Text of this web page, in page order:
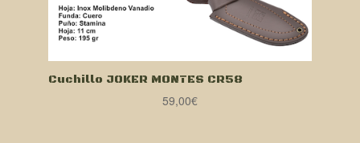
Cuchillo JOKER MONTES CR58
59,00€